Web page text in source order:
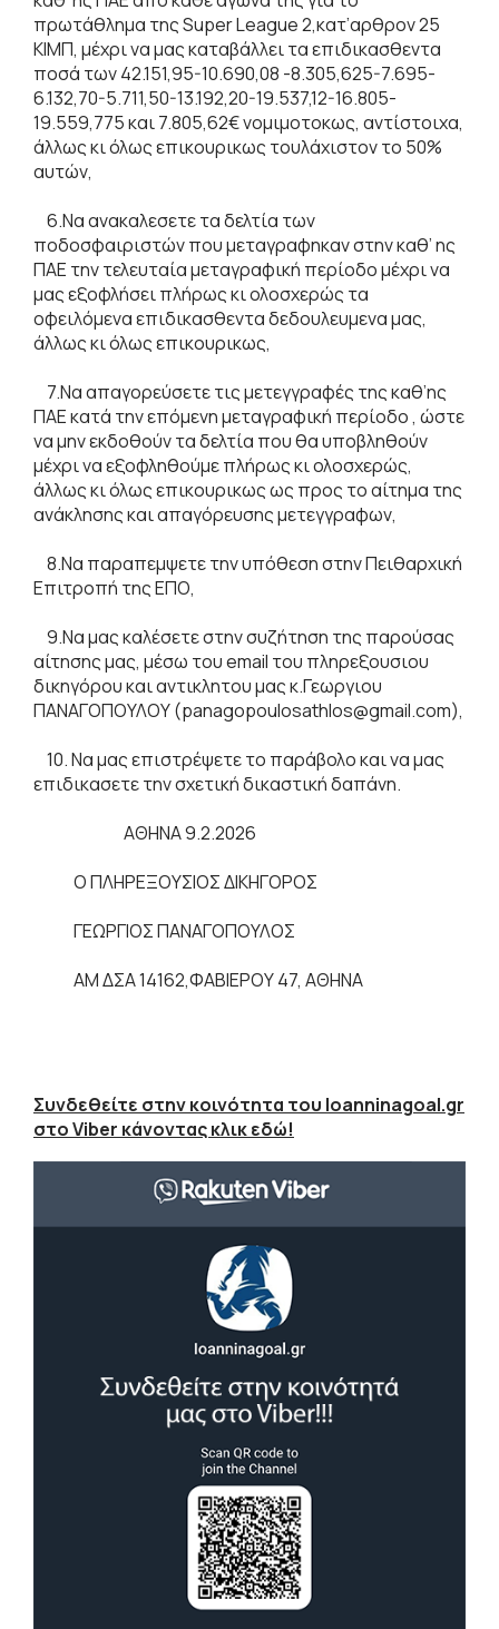
πρωτάθλημα της Super League 2,κατ’αρθρον 25
ΚΙΜΠ, μέχρι να μας καταβάλλει τα επιδικασθεντα
ποσά των 42.151,95-10.690,08 -8.305,625-7.695-
6.132,70-5.711,50-13.192,20-19.537,12-16.805-
19.559,775 και 7.805,62€ νομιμοτοκως, αντίστοιχα,
άλλως κι όλως επικουρικως τουλάχιστον το 50%
αυτών,
6.Να ανακαλεσετε τα δελτία των
ποδοσφαιριστών που μεταγραφηκαν στην καθ’ ης
ΠΑΕ την τελευταία μεταγραφική περίοδο μέχρι να
μας εξοφλήσει πλήρως κι ολοσχερώς τα
οφειλόμενα επιδικασθεντα δεδουλευμενα μας,
άλλως κι όλως επικουρικως,
7.Να απαγορεύσετε τις μετεγγραφές της καθ’ης
ΠΑΕ κατά την επόμενη μεταγραφική περίοδο , ώστε
να μην εκδοθούν τα δελτία που θα υποβληθούν
μέχρι να εξοφληθούμε πλήρως κι ολοσχερώς,
άλλως κι όλως επικουρικως ως προς το αίτημα της
ανάκλησης και απαγόρευσης μετεγγραφων,
8.Να παραπεμψετε την υπόθεση στην Πειθαρχική
Επιτροπή της ΕΠΟ,
9.Να μας καλέσετε στην συζήτηση της παρούσας
αίτησης μας, μέσω του email του πληρεξουσιου
δικηγόρου και αντικλητου μας κ.Γεωργιου
ΠΑΝΑΓΟΠΟΥΛΟΥ (panagopoulosathlos@gmail.com),
10. Να μας επιστρέψετε το παράβολο και να μας
επιδικασετε την σχετική δικαστική δαπάνη.
ΑΘΗΝΑ 9.2.2026
Ο ΠΛΗΡΕΞΟΥΣΙΟΣ ΔΙΚΗΓΟΡΟΣ
ΓΕΩΡΓΙΟΣ ΠΑΝΑΓΟΠΟΥΛΟΣ
ΑΜ ΔΣΑ 14162,ΦΑΒΙΕΡΟΥ 47, ΑΘΗΝΑ
Συνδεθείτε στην κοινότητα του Ioanninagoal.gr
στο Viber κάνοντας κλικ εδώ!